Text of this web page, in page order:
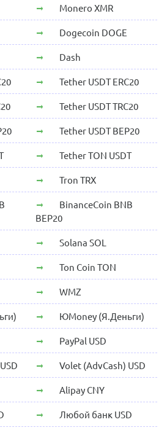
Monero XMR
Dogecoin DOGE
Dash
Tether USDT ERC20
Tether USDT TRC20
Tether USDT BEP20
Tether TON USDT
Tron TRX
BinanceCoin BNB
BEP20
Solana SOL
Ton Coin TON
WMZ
ЮMoney (Я.Деньги)
PayPal USD
Volet (AdvCash) USD
Alipay CNY
Любой банк USD